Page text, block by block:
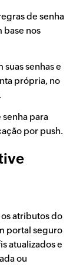
de senha
base nos
senhas e
própria, no
para
por push.
atributos do
portal seguro
atualizados e
ou